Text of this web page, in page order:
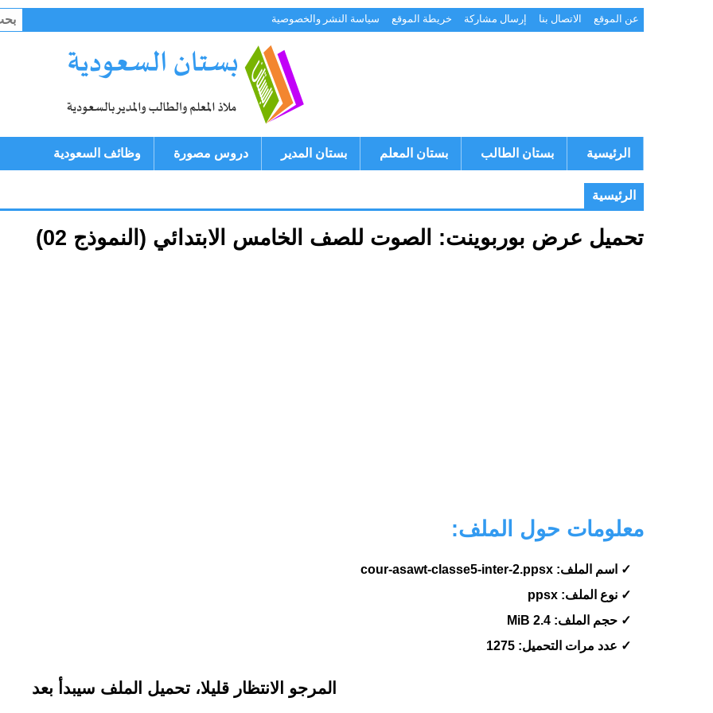
عن الموقع الاتصال بنا إرسال مشاركة خريطة الموقع سياسة النشر والخصوصية
عن:
الرئيسية بستان الطالب بستان المعلم بستان المدير دروس مصورة وظائف السعودية
الرئيسية
تحميل عرض بوربوينت: الصوت للصف الخامس الابتدائي (النموذج 02)
معلومات حول الملف:
✓ اسم الملف: cour-asawt-classe5-inter-2.ppsx
✓ نوع الملف: ppsx
✓ حجم الملف: 2.4 MiB
✓ عدد مرات التحميل: 1275
المرجو الانتظار قليلا، تحميل الملف سيبدأ بعد